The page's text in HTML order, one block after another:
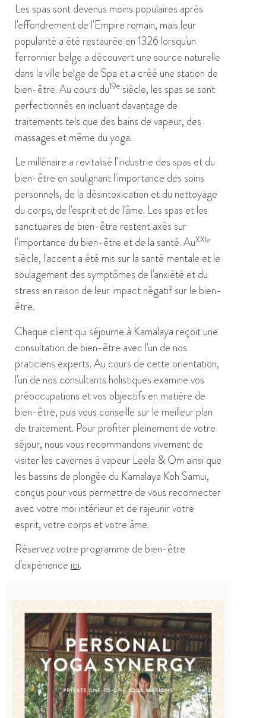
Les spas sont devenus moins populaires après
l'effondrement de l'Empire romain, mais leur
popularité a été restaurée en 1326 lorsqu'un
ferronnier belge a découvert une source naturelle
dans la ville belge de Spa et a créé une station de
bien-être. Au cours du19e siècle, les spas se sont
perfectionnés en incluant davantage de
traitements tels que des bains de vapeur, des
massages et même du yoga.
Le millénaire a revitalisé l'industrie des spas et du
bien-être en soulignant l'importance des soins
personnels, de la désintoxication et du nettoyage
du corps, de l'esprit et de l'âme. Les spas et les
sanctuaires de bien-être restent axés sur
l'importance du bien-être et de la santé. AuXXIe
siècle, l'accent a été mis sur la santé mentale et le
soulagement des symptômes de l'anxiété et du
stress en raison de leur impact négatif sur le bien-
être.
Chaque client qui séjourne à Kamalaya reçoit une
consultation de bien-être avec l'un de nos
praticiens experts. Au cours de cette orientation,
l'un de nos consultants holistiques examine vos
préoccupations et vos objectifs en matière de
bien-être, puis vous conseille sur le meilleur plan
de traitement. Pour profiter pleinement de votre
séjour, nous vous recommandons vivement de
visiter les cavernes à vapeur Leela & Om ainsi que
les bassins de plongée du Kamalaya Koh Samui,
conçus pour vous permettre de vous reconnecter
avec votre moi intérieur et de rajeunir votre
esprit, votre corps et votre âme.
Réservez votre programme de bien-être
d'expérience ici.